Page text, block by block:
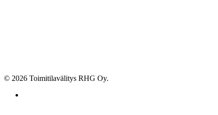
© 2026 Toimitilavälitys RHG Oy.